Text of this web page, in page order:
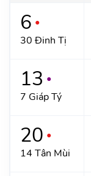
6 ●
30 Đinh Tị
13 ●
7 Giáp Tý
20 ●
14 Tân Mùi